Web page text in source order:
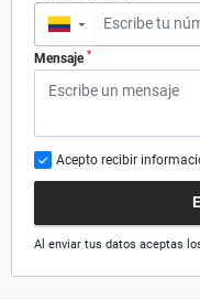
▼
Mensaje *
Acepto recibir
Al enviar tus datos aceptas